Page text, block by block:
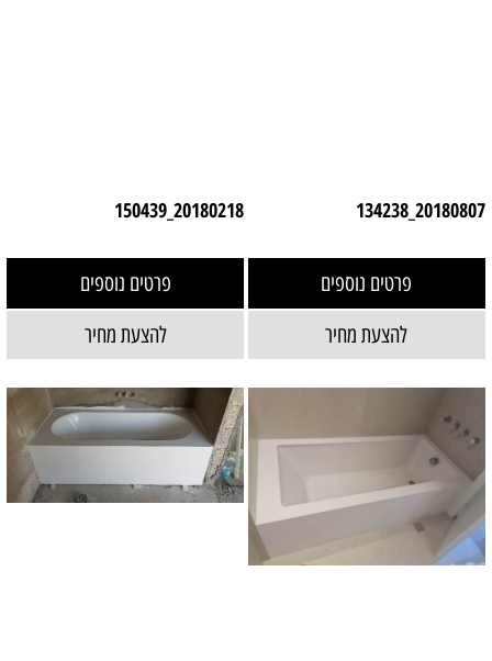
20180807_134238
פרטים נוספים
להצעת מחיר
20180218_150439
פרטים נוספים
להצעת מחיר